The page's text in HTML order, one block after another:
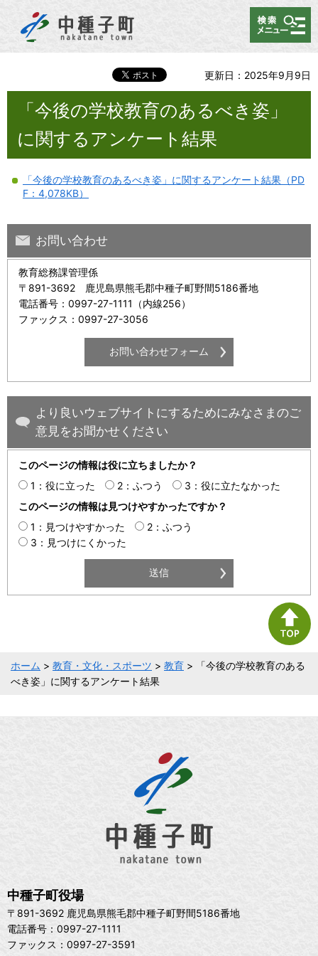
メニュー
更新日：2025年9月9日
「今後の学校教育のあるべき姿」
に関するアンケート結果
「今後の学校教育のあるべき姿」に関するアンケート結果（PD
F：4,078KB）
お問い合わせ
教育総務課管理係
〒891-3692 鹿児島県熊毛郡中種子町野間5186番地
電話番号：0997-27-1111（内線256）
ファックス：0997-27-3056
より良いウェブサイトにするためにみなさまのご
意見をお聞かせください
このページの情報は役に立ちましたか？
1：役に立った
2：ふつう
3：役に立たなかった
このページの情報は見つけやすかったですか？
1：見つけやすかった
2：ふつう
3：見つけにくかった
ホーム > 教育・文化・スポーツ > 教育 > 「今後の学校教育のある
べき姿」に関するアンケート結果
中種子町役場
〒891-3692 鹿児島県熊毛郡中種子町野間5186番地
電話番号：0997-27-1111
ファックス：0997-27-3591